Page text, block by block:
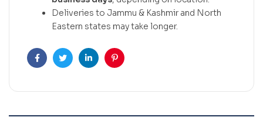
Deliveries to Jammu & Kashmir and North
Eastern states may take longer.
FacebookTwitterLinkedinPinterest